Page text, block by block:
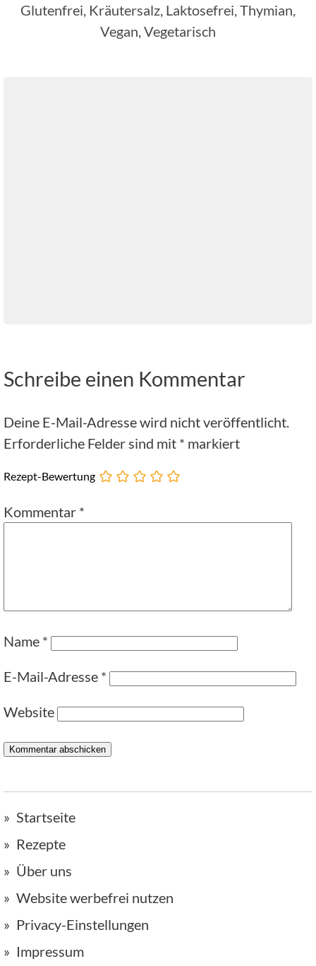
Glutenfrei, Kräutersalz, Laktosefrei, Thymian,
Vegan, Vegetarisch
Schreibe einen Kommentar
Deine E-Mail-Adresse wird nicht veröffentlicht.
Erforderliche Felder sind mit * markiert
Rezept-Bewertung
Kommentar *
Name *
E-Mail-Adresse *
Website
Startseite
Rezepte
Über uns
Website werbefrei nutzen
Privacy-Einstellungen
Impressum